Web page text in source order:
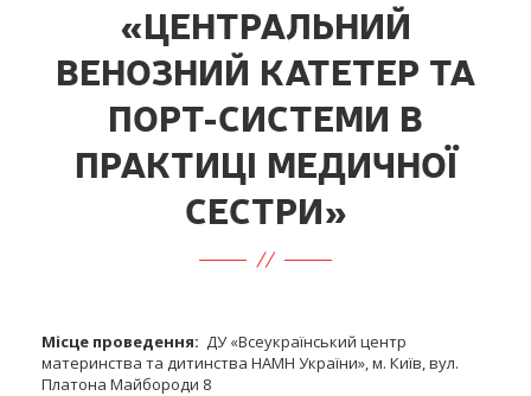
«ЦЕНТРАЛЬНИЙ
ВЕНОЗНИЙ КАТЕТЕР ТА
ПОРТ-СИСТЕМИ В
ПРАКТИЦІ МЕДИЧНОЇ
СЕСТРИ»
Місце проведення: ДУ «Всеукраїнський центр
материнства та дитинства НАМН України», м. Київ, вул.
Платона Майбороди 8